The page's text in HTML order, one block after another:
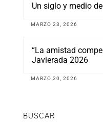
Un siglo y medio
MARZO 23, 2026
“La amistad
Javierada 2026
MARZO 20, 2026
BUSCAR